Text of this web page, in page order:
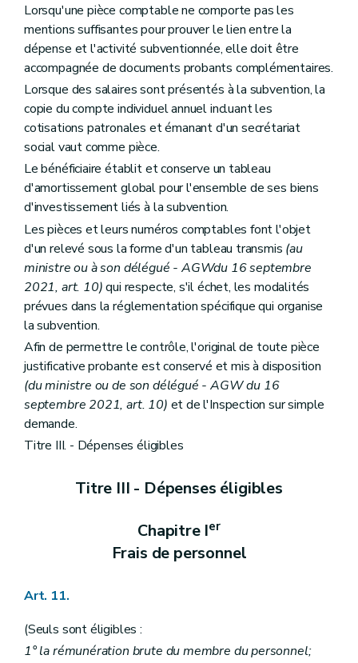
Lorsqu'une pièce comptable ne comporte pas les
mentions suffisantes pour prouver le lien entre la
dépense et l'activité subventionnée, elle doit être
accompagnée de documents probants complémentaires.
Lorsque des salaires sont présentés à la subvention, la
copie du compte individuel annuel incluant les
cotisations patronales et émanant d'un secrétariat
social vaut comme pièce.
Le bénéficiaire établit et conserve un tableau
d'amortissement global pour l'ensemble de ses biens
d'investissement liés à la subvention.
Les pièces et leurs numéros comptables font l'objet
d'un relevé sous la forme d'un tableau transmis (au
ministre ou à son délégué - AGWdu 16 septembre
2021, art. 10)qui respecte, s'il échet, les modalités
prévues dans la réglementation spécifique qui organise
la subvention.
Afin de permettre le contrôle, l'original de toute pièce
justificative probante est conservé et mis à disposition
(du ministre ou de son délégué - AGW du 16
septembre 2021, art. 10) et de l'Inspection sur simple
demande.
Titre III. - Dépenses éligibles
Titre III - Dépenses éligibles
Chapitre Ier
Frais de personnel
Art. 11.
(Seuls sont éligibles :
1° la rémunération brute du membre du personnel;